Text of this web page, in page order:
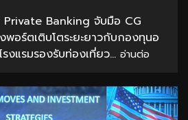
Private Banking จับมือ CG
อร์ตเติบโตระยะยาวกับกองทุนอ
งแรมรองรับท่องเที่ยว... อ่านต่อ